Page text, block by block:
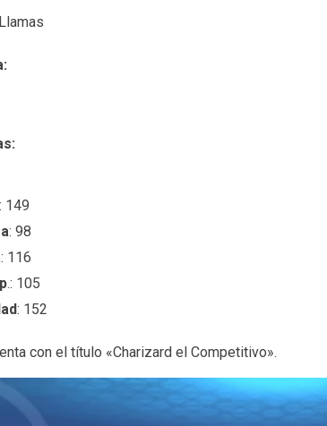
: 149
: 98
: 116
.: 105
: 152
con el título «Charizard el Competitivo».